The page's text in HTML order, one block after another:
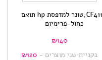
CF411X,טונר למדפסת hp תואם
כחול-פרימיום
₪140
בקניית שני מוצרים -
₪120